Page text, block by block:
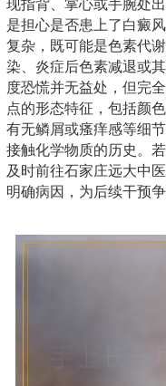
现指背、掌心或手腕处
是担心是否患上了白癜
复杂，既可能是色素代
染、炎症后色素减退或
度恐慌并无益处，但完
点的形态特征，包括颜
有无鳞屑或瘙痒感等细
接触化学物质的历史。
及时前往石家庄远大中
明确病因，为后续干预争